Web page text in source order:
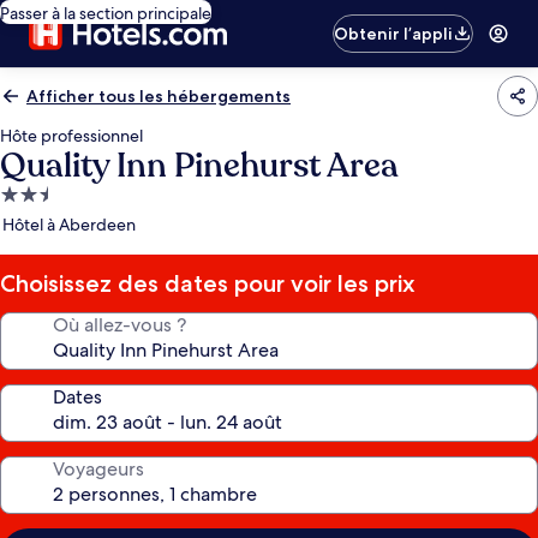
Passer à la section principale
Obtenir l’appli
Afficher tous les hébergements
Hôte professionnel
Quality Inn Pinehurst Area
Hébergement
2.5 étoiles
Hôtel à Aberdeen
Choisissez des dates pour voir les prix
Où allez-vous ?
Dates
Voyageurs